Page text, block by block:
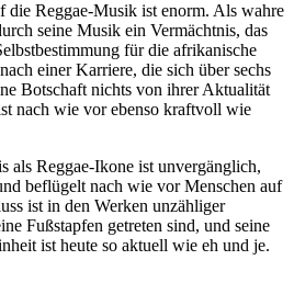
die Reggae-Musik ist enorm. Als wahre
seine Musik ein Vermächtnis, das
für die afrikanische
einer Karriere, die sich über sechs
Botschaft nichts von ihrer Aktualität
nach wie vor ebenso kraftvoll wie
als Reggae-Ikone ist unvergänglich,
beflügelt nach wie vor Menschen auf
ist in den Werken unzähliger
Fußstapfen getreten sind, und seine
ist heute so aktuell wie eh und je.